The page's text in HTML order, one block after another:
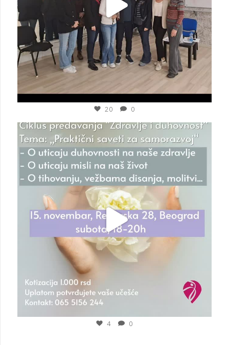
Nov 15
20 0
4 0